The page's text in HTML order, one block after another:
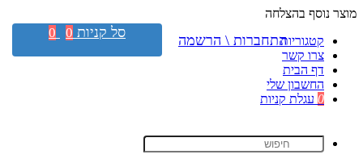
מוצר נוסף בהצלחה
קטגוריות
צרו קשר
דף הבית
החשבון שלי
0 עגלת קניות
התחברות \ הרשמה סל קניות 0
0